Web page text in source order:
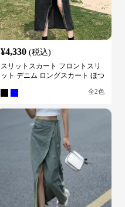
¥4,330 (税込)
スリットスカート フロントスリ
ット デニム ロングスカート ほつ
全2色